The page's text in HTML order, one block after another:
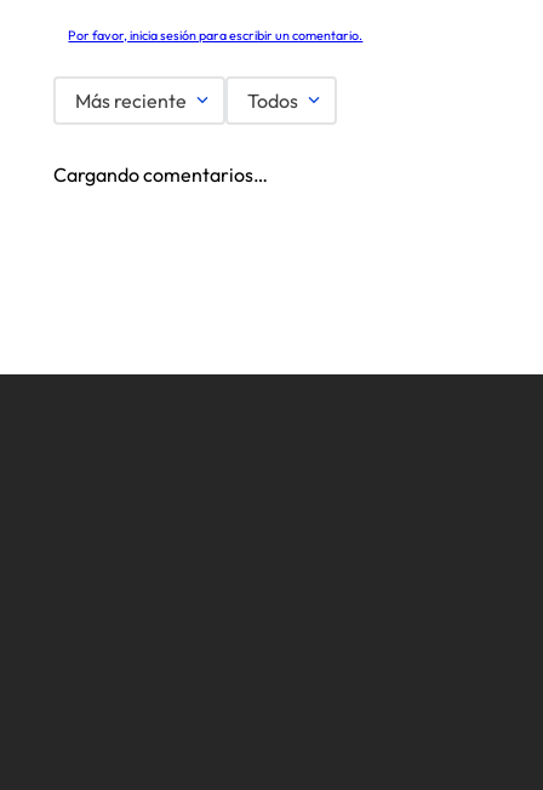
Por favor, inicia sesión para escribir un comentario.
Más reciente Todos
Cargando comentarios…